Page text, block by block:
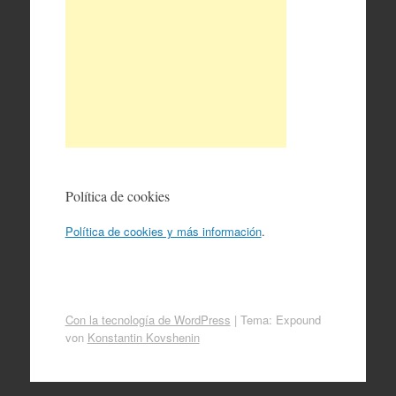
Política de cookies
Política de cookies y más información.
Con la tecnología de WordPress | Tema: Expound
von Konstantin Kovshenin